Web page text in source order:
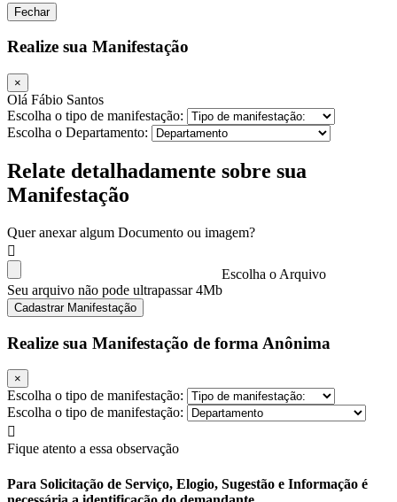
Fechar
Realize sua Manifestação
×
Olá Fábio Santos
Escolha o tipo de manifestação:
Escolha o Departamento:
Relate detalhadamente sobre sua
Manifestação
Quer anexar algum Documento ou imagem?
Escolha o Arquivo
Seu arquivo não pode ultrapassar 4Mb
Cadastrar Manifestação
Realize sua Manifestação de forma Anônima
×
Escolha o tipo de manifestação:
Escolha o tipo de manifestação:
Fique atento a essa observação
Para Solicitação de Serviço, Elogio, Sugestão e Informação é